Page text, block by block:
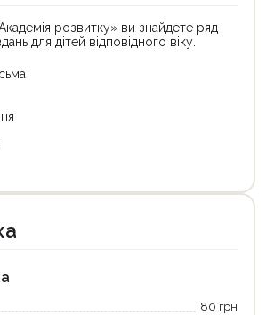
розвитку» ви знайдете ряд
для дітей відповідного віку.
80 грн